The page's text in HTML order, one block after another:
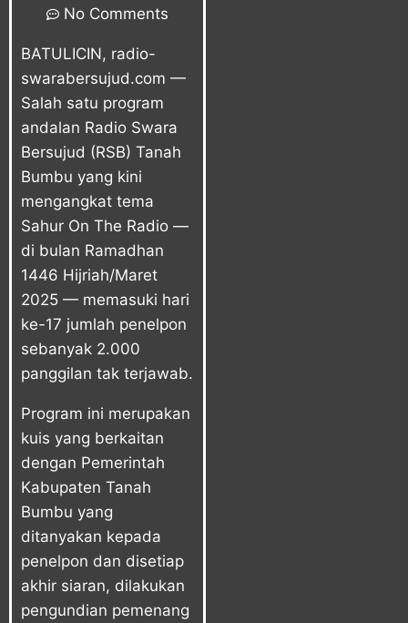
No Comments
BATULICIN, radio-
swarabersujud.com —
Salah satu program
andalan Radio Swara
Bersujud (RSB) Tanah
Bumbu yang kini
mengangkat tema
Sahur On The Radio —
di bulan Ramadhan
1446 Hijriah/Maret
2025 — memasuki hari
ke-17 jumlah penelpon
sebanyak 2.000
panggilan tak terjawab.
Program ini merupakan
kuis yang berkaitan
dengan Pemerintah
Kabupaten Tanah
Bumbu yang
ditanyakan kepada
penelpon dan disetiap
akhir siaran, dilakukan
pengundian pemenang